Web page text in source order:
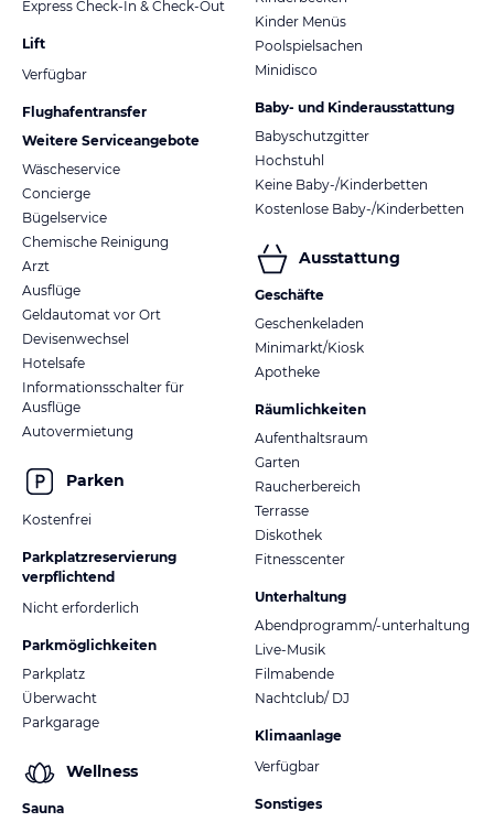
Express Check-In & Check-Out
Lift
Verfügbar
Flughafentransfer
Weitere Serviceangebote
Wäscheservice
Concierge
Bügelservice
Chemische Reinigung
Arzt
Ausflüge
Geldautomat vor Ort
Devisenwechsel
Hotelsafe
Informationsschalter für
Ausflüge
Autovermietung
Parken
Kostenfrei
Parkplatzreservierung
verpflichtend
Nicht erforderlich
Parkmöglichkeiten
Parkplatz
Überwacht
Parkgarage
Wellness
Sauna
Kinder Menüs
Poolspielsachen
Minidisco
Baby- und Kinderausstattung
Babyschutzgitter
Hochstuhl
Keine Baby-/Kinderbetten
Kostenlose Baby-/Kinderbetten
Ausstattung
Geschäfte
Geschenkeladen
Minimarkt/Kiosk
Apotheke
Räumlichkeiten
Aufenthaltsraum
Garten
Raucherbereich
Terrasse
Diskothek
Fitnesscenter
Unterhaltung
Abendprogramm/-unterhaltung
Live-Musik
Filmabende
Nachtclub/ DJ
Klimaanlage
Verfügbar
Sonstiges